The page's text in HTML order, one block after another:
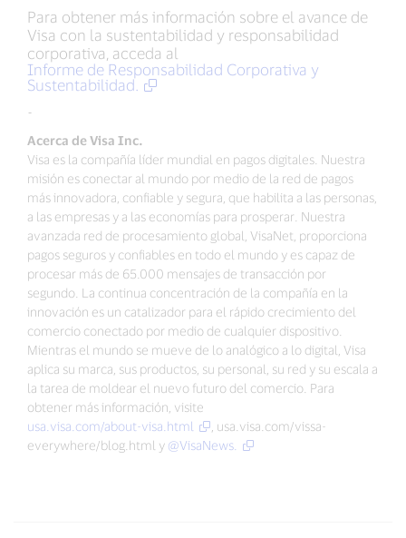
Para obtener más información sobre el avance de
Visa con la sustentabilidad y responsabilidad
corporativa, acceda al
Informe de Responsabilidad Corporativa y
Sustentabilidad.
-
Acerca de Visa Inc.
Visa es la compañía líder mundial en pagos digitales. Nuestra
misión es conectar al mundo por medio de la red de pagos
más innovadora, confiable y segura, que habilita a las personas,
a las empresas y a las economías para prosperar. Nuestra
avanzada red de procesamiento global, VisaNet, proporciona
pagos seguros y confiables en todo el mundo y es capaz de
procesar más de 65.000 mensajes de transacción por
segundo. La continua concentración de la compañía en la
innovación es un catalizador para el rápido crecimiento del
comercio conectado por medio de cualquier dispositivo.
Mientras el mundo se mueve de lo analógico a lo digital, Visa
aplica su marca, sus productos, su personal, su red y su escala a
la tarea de moldear el nuevo futuro del comercio. Para
obtener más información, visite
usa.visa.com/about-visa.html
, usa.visa.com/vissa-
everywhere/blog.html y @VisaNews.